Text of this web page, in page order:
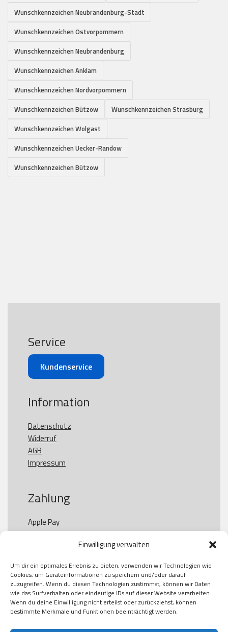
Einwilligung verwalten
Um dir ein optimales Erlebnis zu bieten, verwenden wir Technologien wie
Cookies, um Geräteinformationen zu speichern und/oder darauf
zuzugreifen. Wenn du diesen Technologien zustimmst, können wir Daten
wie das Surfverhalten oder eindeutige IDs auf dieser Website verarbeiten.
Wenn du deine Einwilligung nicht erteilst oder zurückziehst, können
bestimmte Merkmale und Funktionen beeinträchtigt werden.
Wunschkennzeichen Neubrandenburg-Stadt
Wunschkennzeichen Ostvorpommern
Wunschkennzeichen Neubrandenburg
Wunschkennzeichen Anklam
Wunschkennzeichen Nordvorpommern
Wunschkennzeichen Bützow
Wunschkennzeichen Strasburg
Wunschkennzeichen Wolgast
Wunschkennzeichen Uecker-Randow
Wunschkennzeichen Bützow
Service
Kundenservice
Information
Datenschutz
Widerruf
AGB
Impressum
Zahlung
Apple Pay
Paypal
Kauf auf Rechung
Klarna
American Express